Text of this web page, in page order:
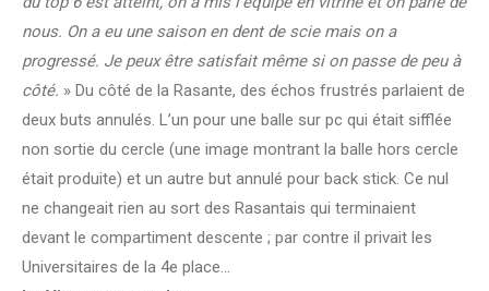
nous. On a eu une saison en dent de scie mais on a
progressé. Je peux être satisfait même si on passe de peu à
côté. » Du côté de la Rasante, des échos frustrés parlaient de
deux buts annulés. L’un pour une balle sur pc qui était sifflée
non sortie du cercle (une image montrant la balle hors cercle
était produite) et un autre but annulé pour back stick. Ce nul
ne changeait rien au sort des Rasantais qui terminaient
devant le compartiment descente ; par contre il privait les
Universitaires de la 4e place…